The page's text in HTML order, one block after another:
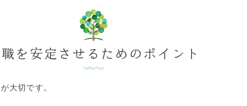
を安定させるためのポイント
大切です。